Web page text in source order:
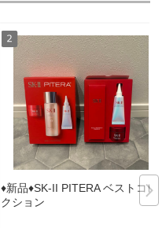
♦︎新品♦︎SK-II PITERA ベストコレ
クション